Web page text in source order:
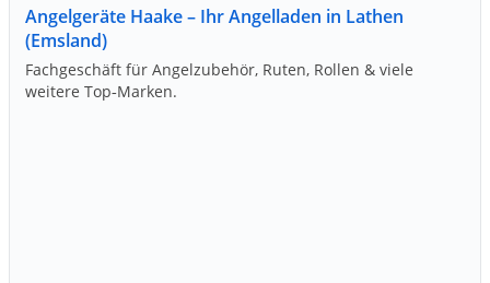
Angelgeräte Haake – Ihr Angelladen in Lathen
(Emsland)
Fachgeschäft für Angelzubehör, Ruten, Rollen & viele
weitere Top‑Marken.